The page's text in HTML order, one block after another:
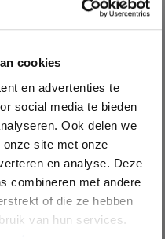
cookies
en advertenties te
social media te bieden
Ook delen we
site met onze
en analyse. Deze
combineren met andere
of die ze hebben
van hun services.
Eiken naturel
rustiek eiken